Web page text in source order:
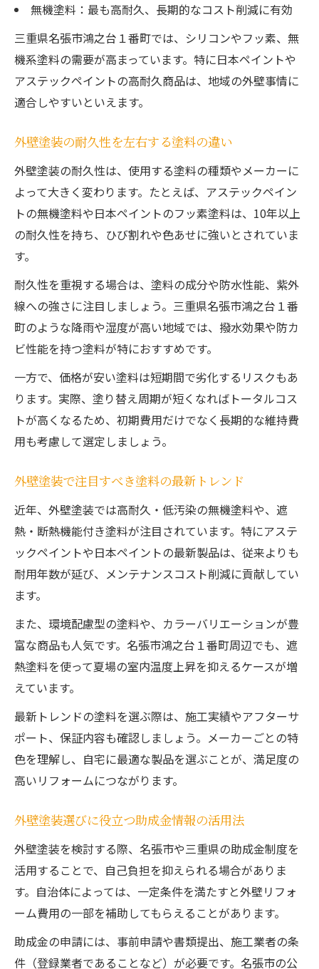
外壁塗装で高評価の業者が選ばれる理由
外壁塗装の長持ち実例から見る選択基準
外壁塗装の成功事例に学ぶポイント
無機塗料：最も高耐久、長期的なコスト削減に有効
三重県名張市鴻之台１番町では、シリコンやフッ素、無
機系塗料の需要が高まっています。特に日本ペイントや
アステックペイントの高耐久商品は、地域の外壁事情に
適合しやすいといえます。
外壁塗装の耐久性を左右する塗料の違い
外壁塗装の耐久性は、使用する塗料の種類やメーカーに
よって大きく変わります。たとえば、アステックペイン
トの無機塗料や日本ペイントのフッ素塗料は、10年以上
の耐久性を持ち、ひび割れや色あせに強いとされていま
す。
耐久性を重視する場合は、塗料の成分や防水性能、紫外
線への強さに注目しましょう。三重県名張市鴻之台１番
町のような降雨や湿度が高い地域では、撥水効果や防カ
ビ性能を持つ塗料が特におすすめです。
一方で、価格が安い塗料は短期間で劣化するリスクもあ
ります。実際、塗り替え周期が短くなればトータルコス
トが高くなるため、初期費用だけでなく長期的な維持費
用も考慮して選定しましょう。
外壁塗装で注目すべき塗料の最新トレンド
近年、外壁塗装では高耐久・低汚染の無機塗料や、遮
熱・断熱機能付き塗料が注目されています。特にアステ
ックペイントや日本ペイントの最新製品は、従来よりも
耐用年数が延び、メンテナンスコスト削減に貢献してい
ます。
また、環境配慮型の塗料や、カラーバリエーションが豊
富な商品も人気です。名張市鴻之台１番町周辺でも、遮
熱塗料を使って夏場の室内温度上昇を抑えるケースが増
えています。
最新トレンドの塗料を選ぶ際は、施工実績やアフターサ
ポート、保証内容も確認しましょう。メーカーごとの特
色を理解し、自宅に最適な製品を選ぶことが、満足度の
高いリフォームにつながります。
外壁塗装選びに役立つ助成金情報の活用法
外壁塗装を検討する際、名張市や三重県の助成金制度を
活用することで、自己負担を抑えられる場合がありま
す。自治体によっては、一定条件を満たすと外壁リフォ
ーム費用の一部を補助してもらえることがあります。
助成金の申請には、事前申請や書類提出、施工業者の条
件（登録業者であることなど）が必要です。名張市の公